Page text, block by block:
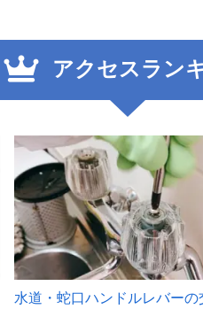
アクセスラン
2
水道・蛇口ハンドルレバーの